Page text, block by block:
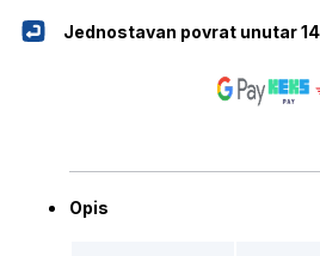
Jednostavan povrat unutar
Opis